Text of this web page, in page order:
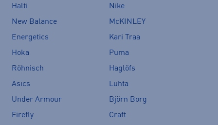
Halti
Nike
New Balance
McKINLEY
Energetics
Kari Traa
Hoka
Puma
Röhnisch
Haglöfs
Asics
Luhta
Under Armour
Björn Borg
Firefly
Craft